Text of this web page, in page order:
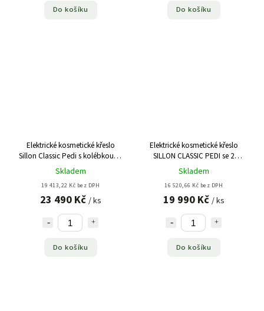
Do košíku Do košíku
Elektrické kosmetické křeslo
Sillon Classic Pedi s kolébkou, 3
motory - šedé
Skladem
19 413,22 Kč bez DPH
23 490 Kč / ks
Do košíku
Elektrické kosmetické křeslo
SILLON CLASSIC PEDI se 2
motory - bílé
Skladem
16 520,66 Kč bez DPH
19 990 Kč / ks
Do košíku